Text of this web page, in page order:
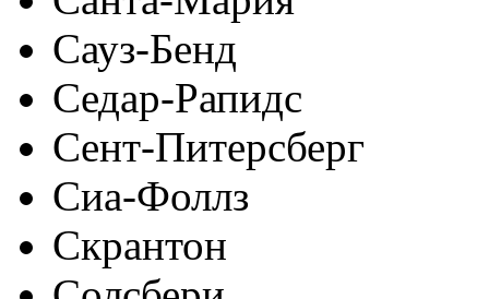
Сауз-Бенд
Седар-Рапидс
Сент-Питерсберг
Сиа-Фоллз
Скрантон